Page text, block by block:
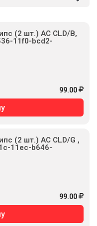
(2 шт.) AC CLD/B,
11f0-bcd2-
99.00
(2 шт.) AC CLD/G ,
11ec-b646-
99.00